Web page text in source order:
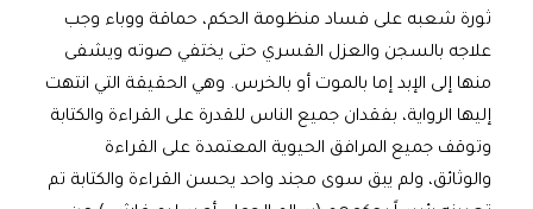
ثورة شعبه على فساد منظومة الحكم، حماقة ووباء وجب
علاجه بالسجن والعزل القسري حتى يختفي صوته ويشفى
منها إلى الإبد إما بالموت أو بالخرس. وهي الحقيقة التي انتهت
إليها الرواية، بفقدان جميع الناس للقدرة على القراءة والكتابة
وتوقف جميع المرافق الحيوية المعتمدة على القراءة
والوثائق، ولم يبق سوى مجند واحد يحسن القراءة والكتابة تم